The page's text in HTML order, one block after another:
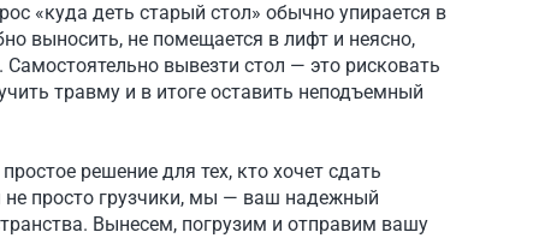
«куда деть старый стол» обычно упирается в
выносить, не помещается в лифт и неясно,
Самостоятельно вывезти стол — это рисковать
травму и в итоге оставить неподъемный
решение для тех, кто хочет сдать
просто грузчики, мы — ваш надежный
Вынесем, погрузим и отправим вашу